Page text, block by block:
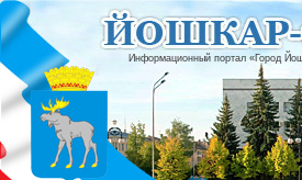
Информационный портал «Город